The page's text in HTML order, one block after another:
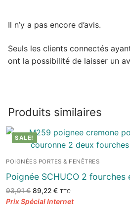
Il n’y a pas encore d’avis.
Seuls les clients connectés
ont la possibilité de laisser un
Produits similaires
SALE!
POIGNÉES PORTES & FENÊTRES
Poignée SCHUCO 2 fourches
93,91€ Le
prix
initial
89,22 €Le
actuel
TTC